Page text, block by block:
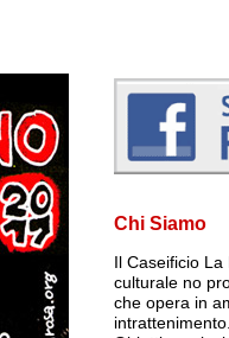
Chi Siamo
Il Caseificio
culturale no
che opera in
intrattenimento.